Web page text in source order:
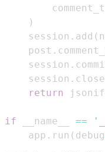
)
    session
. add (
    post
.
    session
.
    session
. close
return
if __name__ ==
    app
. run ( debug